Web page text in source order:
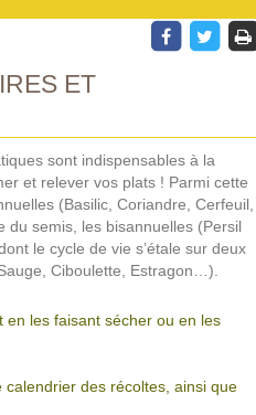
ET
sont indispensables à la
et relever vos plats ! Parmi cette
(Basilic, Coriandre, Cerfeuil,
du semis, les bisannuelles (Persil
le cycle de vie s’étale sur deux
Ciboulette, Estragon…).
les faisant sécher ou en les
des récoltes, ainsi que